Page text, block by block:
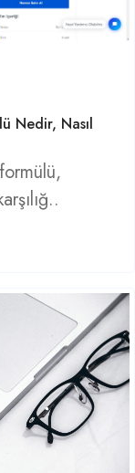
Nedir, Nasıl